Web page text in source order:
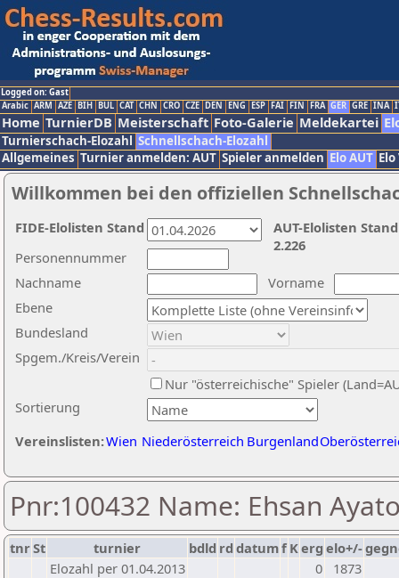
Logged on: Gast
Arabic ARM AZE BIH BUL CAT CHN CRO CZE DEN ENG ESP FAI FIN FRA GER GRE INA
Home TurnierDB Meisterschaft Foto-Galerie Meldekartei
Turnierschach-Elozahl Schnellschach-Elozahl
Allgemeines Turnier anmelden: AUT Spieler anmelden Elo AUT
Willkommen bei den offiziellen
Nachname
Vorname
Ebene
Sortierung
Personennummer
Bundesland
Spgem./Kreis/Verein
Nur "österreichische" Spieler
Vereinslisten:Wien Niederösterreich Burgenland
AUT-Elolisten
2.226
FIDE-Elolisten Stand
Pnr:100432 Name: Ehsan
tnrSt turnier bdld rd datumf Kerg elo+/-
Elozahl per 01.04.2013
0
1873